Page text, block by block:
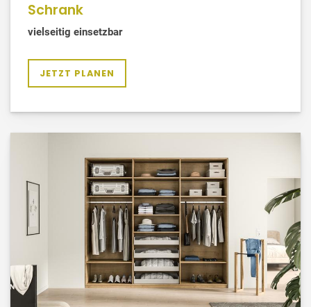
Schrank
vielseitig einsetzbar
JETZT PLANEN